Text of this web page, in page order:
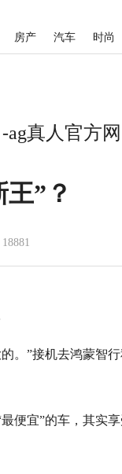
房产 汽车 时尚
ag真人官方网
”？
18881
。”接机去鸿蒙智
便宜”的车，其实